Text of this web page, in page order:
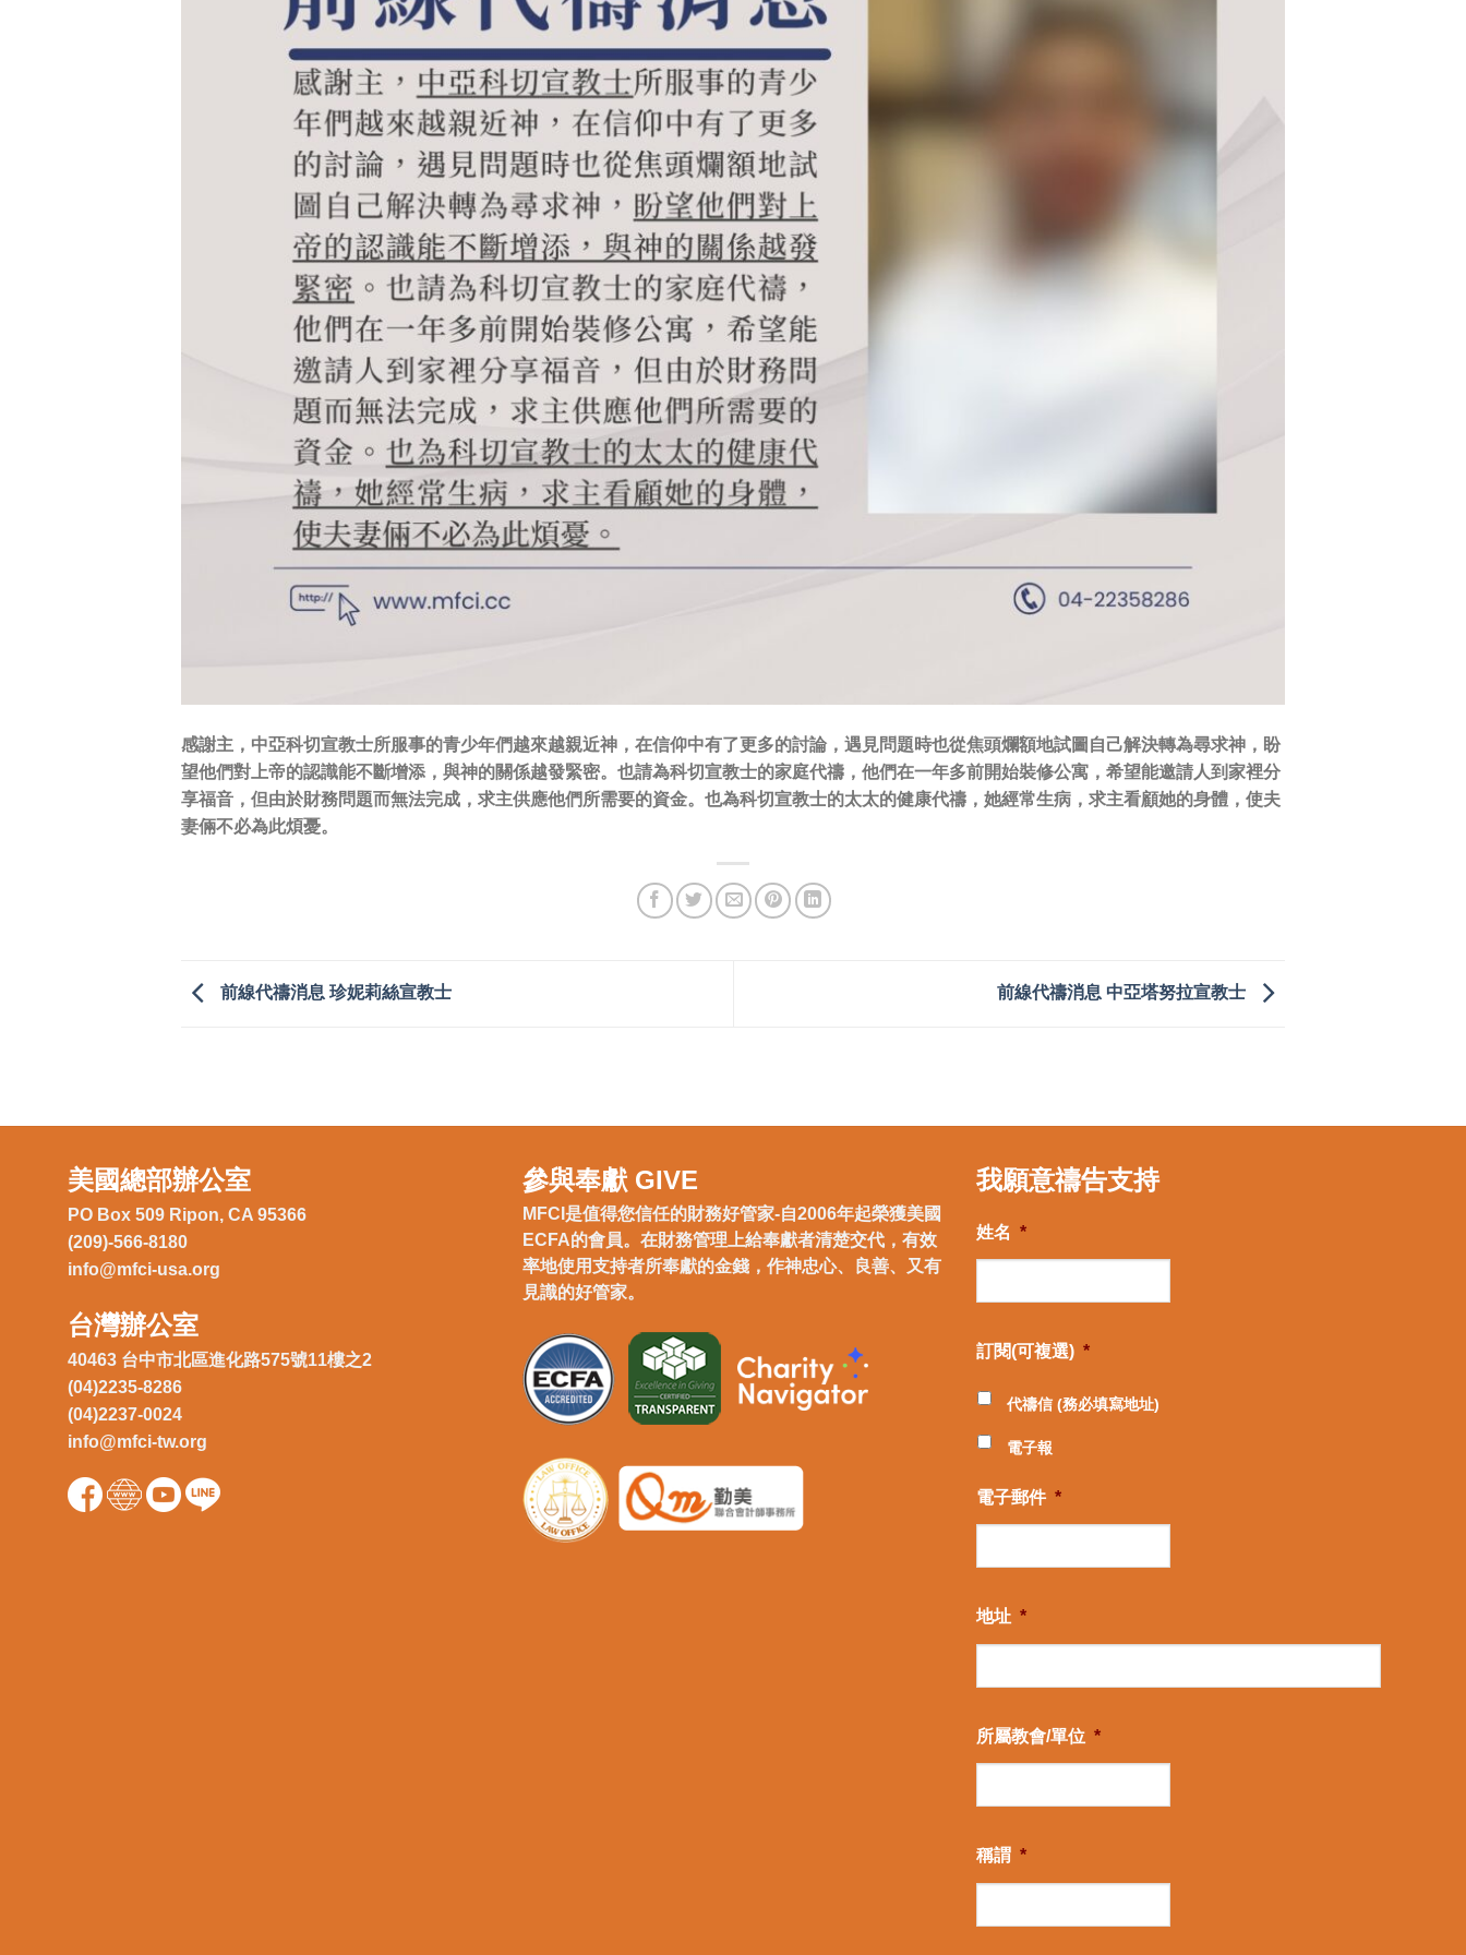
感謝主，中亞科切宣教士所服事的青少年們越來越親近神，在信仰中有了更多的討論，遇見問題時也從焦頭爛額地試圖自己解決轉為尋求神，盼
望他們對上帝的認識能不斷增添，與神的關係越發緊密。也請為科切宣教士的家庭代禱，他們在一年多前開始裝修公寓，希望能邀請人到家裡分
享福音，但由於財務問題而無法完成，求主供應他們所需要的資金。也為科切宣教士的太太的健康代禱，她經常生病，求主看顧她的身體，使夫
妻倆不必為此煩憂。
前線代禱消息 珍妮莉絲宣教士 前線代禱消息 中亞塔努拉宣教士
美國總部辦公室
PO Box 509 Ripon, CA 95366
(209)-566-8180
info@mfci-usa.org
台灣辦公室
40463 台中市北區進化路575號11樓之2
(04)2235-8286
(04)2237-0024
info@mfci-tw.org
參與奉獻 GIVE
MFCI是值得您信任的財務好管家-自2006年起榮獲美國
ECFA的會員。在財務管理上給奉獻者清楚交代，有效
率地使用支持者所奉獻的金錢，作神忠心、良善、又有
見識的好管家。
我願意禱告支持
姓名 *
訂閱(可複選) *
代禱信 (務必填寫地址)
電子報
電子郵件 *
地址 *
所屬教會/單位 *
稱謂 *